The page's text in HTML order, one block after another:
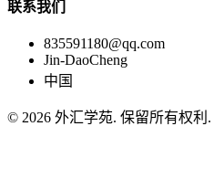
联系我们
835591180@qq.com
Jin-DaoCheng
中国
© 2026 外汇学苑. 保留所有权利.